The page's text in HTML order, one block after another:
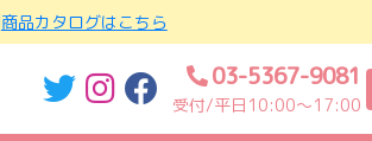
商品カタログはこちら
03-5367-9081
受付/平日10:00〜17:00